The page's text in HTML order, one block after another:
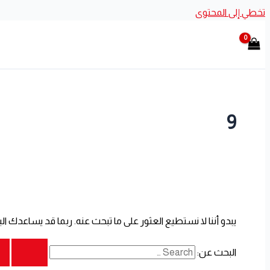
تخطي إلى المحتوى
9
يبدو أننا لا نستطيع العثور على ما تبحث عنه. ربما قد يساعدك
البحث عن: